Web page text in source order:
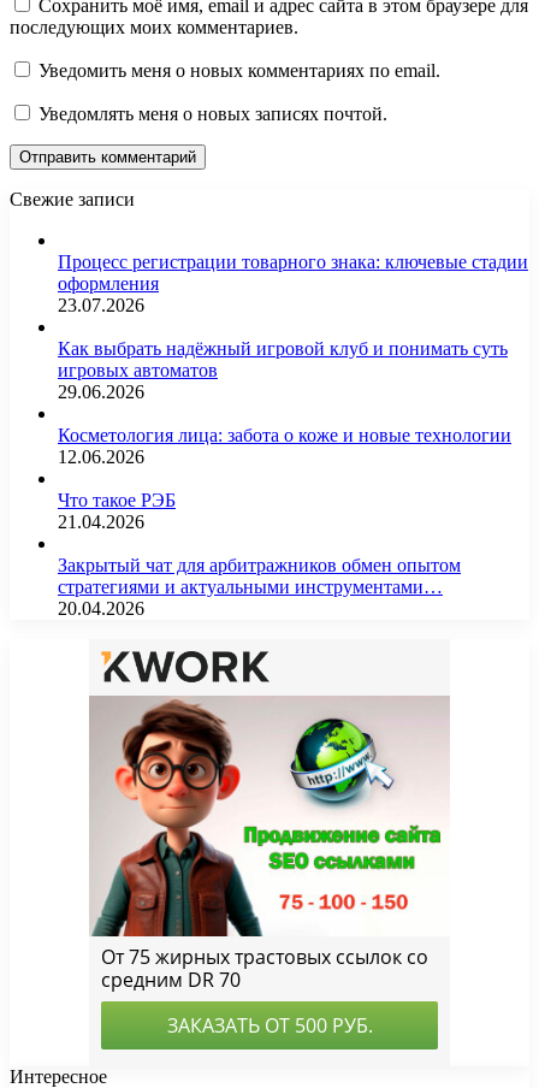
Сохранить моё имя, email и адрес сайта в этом браузере для
последующих моих комментариев.
Уведомить меня о новых комментариях по email.
Уведомлять меня о новых записях почтой.
Свежие записи
Процесс регистрации товарного знака: ключевые стадии
оформления
23.07.2026
Как выбрать надёжный игровой клуб и понимать суть
игровых автоматов
29.06.2026
Косметология лица: забота о коже и новые технологии
12.06.2026
Что такое РЭБ
21.04.2026
Закрытый чат для арбитражников обмен опытом
стратегиями и актуальными инструментами…
20.04.2026
Интересное